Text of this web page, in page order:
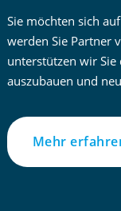
Sie möchten sich
werden Sie Partner
unterstützen wir
auszubauen und
Mehr